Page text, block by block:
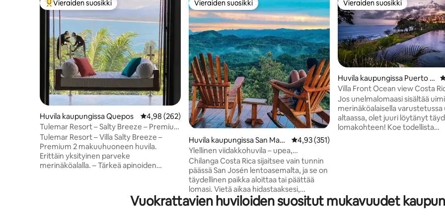
Vieraiden suosikkien parhaimmistoa
Vieraiden suosikki
Huvila kaupungissa Quepos Keskimääräinen arvio 4,98/5, 262 arvostelua
4,98 (262)
Tulemar Resort – Salty Breeze – Premium
2 makuuhuonetta
Tulemar Resort – Villa Salty Breeze –
Premium 2 makuuhuoneen huvila.
Erittäin yksityinen parveke
merinäköalalla. – Tärkeä apinoiden
Superfast Wifi – Pelihalli, jossa on yli 3 000
peliä - Päättymätön lämmin vesi, 2
Vieraiden suosikki
Vieraiden suosikki
Huvila kaupungissa San Mate
o
Keskimääräinen arvio 4,93/5, 351 arvostelua
4,93 (351)
Ylellinen viidakkohuvila – upea,
yksityinen, rauhallinen
Chilanga Costa Rica sijaitsee vain tunnin
päässä San Josén lentoasemalta, ja se on
täydellinen paikka aloittaa tai päättää
lomasi. Vietä aikaa hidastaaksesi,
rentoutuaksesi ja luodaksesi uudelleen
yhteyden luontoon. Ceibo on yksityinen,
Vieraiden suosikki
Vieraiden suosikki
Huvila kaupungissa Puerto C
arrillo
Villa Front Ocean view Costa
kokki)
Jos unelmalomaasi sisältää
merinäköalaisella varustetussa
altaassa, olet juuri löytänyt
lomakohteen! Koe todellista
hintaan. Varaa yksityinen
tai hieronta kohteeseen. Löydä
Vuokrattavien huviloiden suositut mukavuudet